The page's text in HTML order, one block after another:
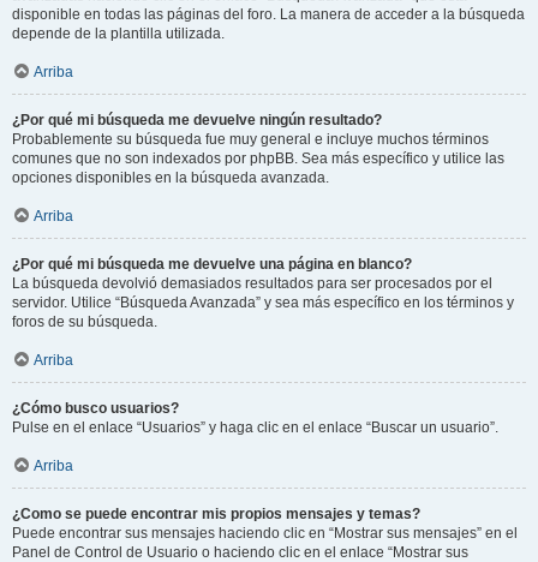
disponible en todas las páginas del foro. La manera de acceder a la búsqueda
depende de la plantilla utilizada.
Arriba
¿Por qué mi búsqueda me devuelve ningún resultado?
Probablemente su búsqueda fue muy general e incluye muchos términos
comunes que no son indexados por phpBB. Sea más específico y utilice las
opciones disponibles en la búsqueda avanzada.
Arriba
¿Por qué mi búsqueda me devuelve una página en blanco?
La búsqueda devolvió demasiados resultados para ser procesados por el
servidor. Utilice “Búsqueda Avanzada” y sea más específico en los términos y
foros de su búsqueda.
Arriba
¿Cómo busco usuarios?
Pulse en el enlace “Usuarios” y haga clic en el enlace “Buscar un usuario”.
Arriba
¿Como se puede encontrar mis propios mensajes y temas?
Puede encontrar sus mensajes haciendo clic en “Mostrar sus mensajes” en el
Panel de Control de Usuario o haciendo clic en el enlace “Mostrar sus